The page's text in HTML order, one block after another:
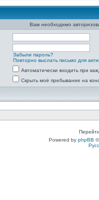
Вам необходимо
Забыли пароль?
Повторно выслать письмо для
Автоматически входить при
Скрыть моё пребывание на
Powered by phpBB